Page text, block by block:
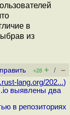
в
из
+28 + / –
lang.org/202...)
выявлены два
в репозиториях